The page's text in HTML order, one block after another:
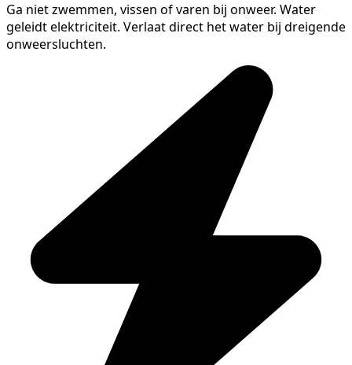
Ga niet zwemmen, vissen of varen bij onweer. Water
geleidt elektriciteit. Verlaat direct het water bij dreigende
onweersluchten.